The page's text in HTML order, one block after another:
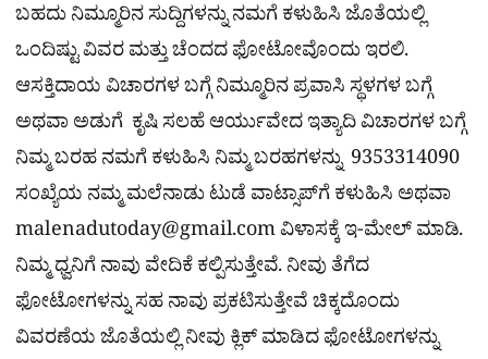
ಬಹದು ನಿಮ್ಮೂರಿನ ಸುದ್ದಿಗಳನ್ನು ನಮಗೆ ಕಳುಹಿಸಿ ಜೊತೆಯಲ್ಲಿ
ಒಂದಿಷ್ಟು ವಿವರ ಮತ್ತು ಚೆಂದದ ಫೋಟೋವೊಂದು ಇರಲಿ.
ಆಸಕ್ತಿದಾಯ ವಿಚಾರಗಳ ಬಗ್ಗೆ ನಿಮ್ಮೂರಿನ ಪ್ರವಾಸಿ ಸ್ಥಳಗಳ ಬಗ್ಗೆ
ಅಥವಾ ಅಡುಗೆ ಕೃಷಿ ಸಲಹೆ ಆರ್ಯುವೇದ ಇತ್ಯಾದಿ ವಿಚಾರಗಳ ಬಗ್ಗೆ
ನಿಮ್ಮ ಬರಹ ನಮಗೆ ಕಳುಹಿಸಿ ನಿಮ್ಮ ಬರಹಗಳನ್ನು 9353314090
ಸಂಖ್ಯೆಯ ನಮ್ಮ ಮಲೆನಾಡು ಟುಡೆ ವಾಟ್ಸಾಪ್‌ಗೆ ಕಳುಹಿಸಿ ಅಥವಾ
malenadutoday@gmail.comವಿಳಾಸಕ್ಕೆ ಇ-ಮೇಲ್ ಮಾಡಿ.
ನಿಮ್ಮ ಧ್ವನಿಗೆ ನಾವು ವೇದಿಕೆ ಕಲ್ಪಿಸುತ್ತೇವೆ. ನೀವು ತೆಗೆದ
ಫೋಟೋಗಳನ್ನು ಸಹ ನಾವು ಪ್ರಕಟಿಸುತ್ತೇವೆ ಚಿಕ್ಕದೊಂದು
ವಿವರಣೆಯ ಜೊತೆಯಲ್ಲಿ ನೀವು ಕ್ಲಿಕ್ ಮಾಡಿದ ಫೋಟೋಗಳನ್ನು